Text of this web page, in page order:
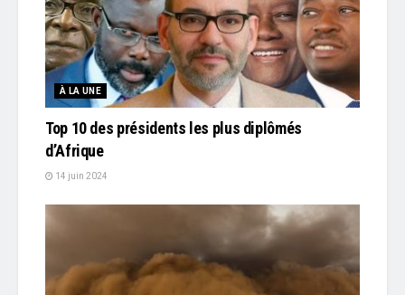
À LA UNE
Top 10 des présidents les plus diplômés
d’Afrique
14 juin 2024